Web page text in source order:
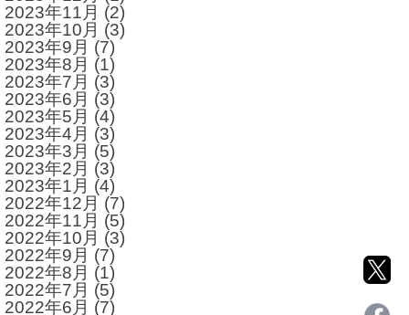
2023年11月 (2)
2023年10月 (3)
2023年9月 (7)
2023年8月 (1)
2023年7月 (3)
2023年6月 (3)
2023年5月 (4)
2023年4月 (3)
2023年3月 (5)
2023年2月 (3)
2023年1月 (4)
2022年12月 (7)
2022年11月 (5)
2022年10月 (3)
2022年9月 (7)
2022年8月 (1)
2022年7月 (5)
2022年6月 (7)